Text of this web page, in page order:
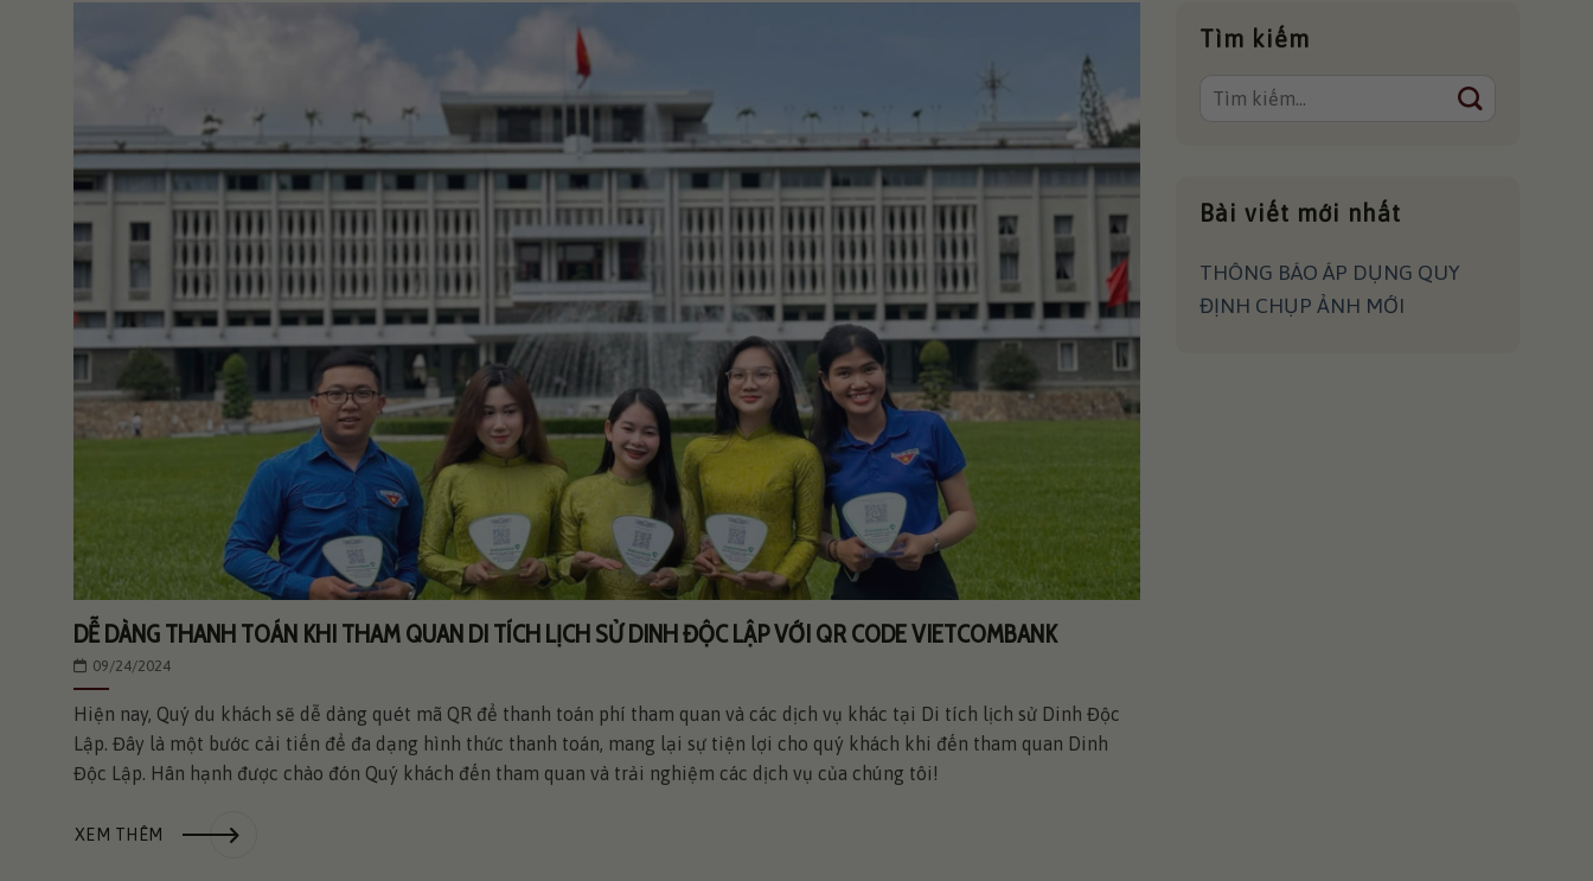
DỄ DÀNG THANH TOÁN KHI THAM QUAN DI TÍCH LỊCH SỬ DINH ĐỘC LẬP VỚI QR CODE VIETCOMBANK
09/24/2024
Hiện nay, Quý du khách sẽ dễ dàng quét mã QR để thanh toán phí tham quan và các dịch vụ khác tại Di tích lịch sử Dinh Độc
Lập. Đây là một bước cải tiến để đa dạng hình thức thanh toán, mang lại sự tiện lợi cho quý khách khi đến tham quan Dinh
Độc Lập. Hân hạnh được chào đón Quý khách đến tham quan và trải nghiệm các dịch vụ của chúng tôi!
XEM THÊM
Tìm kiếm
Bài viết mới nhất
THÔNG BÁO ÁP DỤNG QUY
ĐỊNH CHỤP ẢNH MỚI